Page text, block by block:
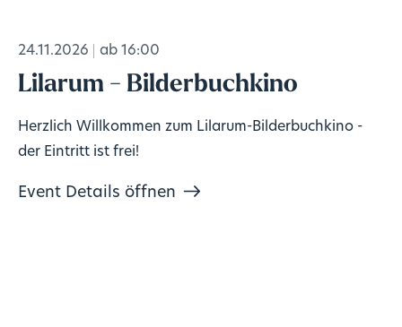
24.11.2026 ab 16:00
Lilarum - Bilderbuchkino
Herzlich Willkommen zum Lilarum-Bilderbuchkino -
der Eintritt ist frei!
Event Details öffnen